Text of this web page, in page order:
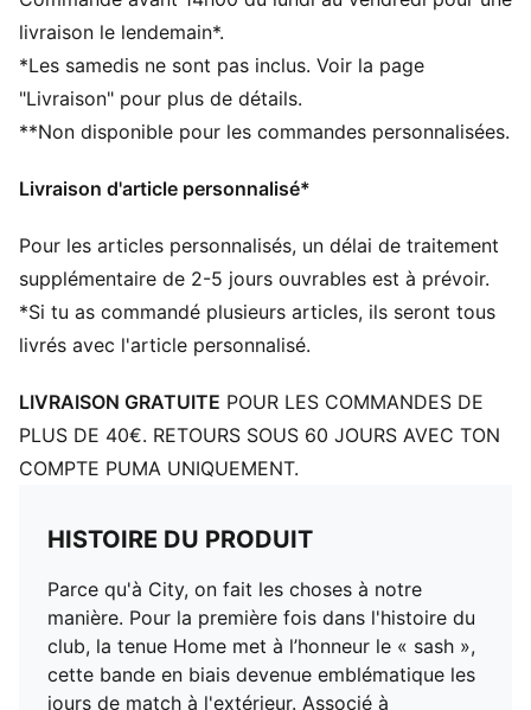
maillot et les frottements
transpiration pour rester au sec et bénéficier d’un
maximum de confort
Fabriqué à partir de matériaux 100 % recyclés (hors
DÉTAILS
Manches longues
Empiècements incurvés sur les côtés et sous les bras
Col rond
Empiècement en mesh collé découpé au laser sur le
Écusson Manchester City sur le côté gauche de la
Logo PUMA sur le côté droit de la poitrine
livraison le lendemain*.
*Les samedis ne sont pas inclus. Voir la page
"Livraison" pour plus de détails.
**Non disponible pour les commandes personnalisées.
Livraison d'article personnalisé*
Pour les articles personnalisés, un délai de traitement
supplémentaire de 2-5 jours ouvrables est à prévoir.
*Si tu as commandé plusieurs articles, ils seront tous
livrés avec l'article personnalisé.
LIVRAISON GRATUITE POUR LES COMMANDES DE
PLUS DE 40€. RETOURS SOUS 60 JOURS AVEC TON
COMPTE PUMA UNIQUEMENT.
HISTOIRE DU PRODUIT
Parce qu'à City, on fait les choses à notre
manière. Pour la première fois dans l'histoire du
club, la tenue Home met à l’honneur le « sash »,
cette bande en biais devenue emblématique les
jours de match à l'extérieur. Associé à